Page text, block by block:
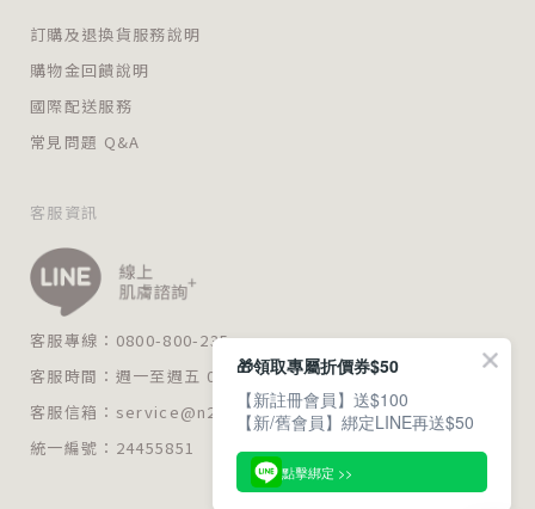
訂購及退換貨服務說明
購物金回饋說明
國際配送服務
常見問題 Q&A
客服資訊
客服專線：0800-800-235
客服時間：週一至週五 09:00～18:00
客服信箱： service@n235.com.tw
統一編號：24455851
🎁領取專屬折價券$50
【新註冊會員】送$100
【新/舊會員】綁定LINE再送$50
點擊綁定 >>